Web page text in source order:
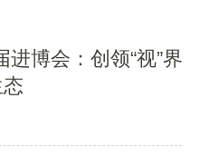
博会：创领“视”界